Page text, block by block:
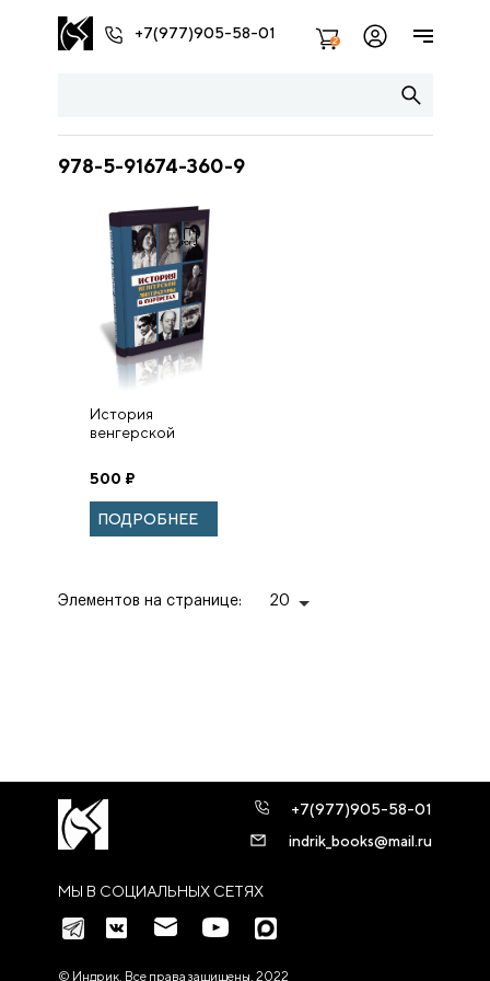
+7(977)905-58-01 2
978-5-91674-360-9
История
венгерской
портретах
500 ₽
ПОДРОБНЕЕ
Элементов на странице: 20
МЫ В СОЦИАЛЬНЫХ СЕТЯХ
+7(977)905-58-01
indrik_books@mail.ru
© Индрик. Все права защищены, 2022